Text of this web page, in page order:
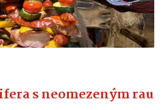
s neomezeným